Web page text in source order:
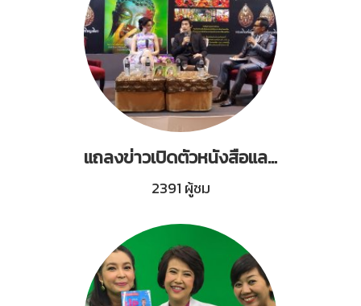
แถลงข่าวเปิดตัวหนังสือและโครงการ ร่วมค้นหาพระพักตร์ของพระพุทธเจ้า
2391 ผู้ชม